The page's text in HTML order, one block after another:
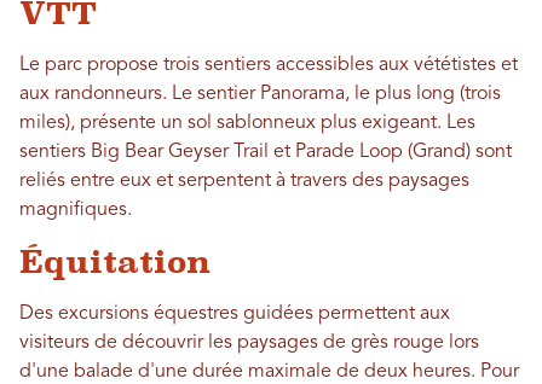
VTT
Le parc propose trois sentiers accessibles aux vététistes et
aux randonneurs. Le sentier Panorama, le plus long (trois
miles), présente un sol sablonneux plus exigeant. Les
sentiers Big Bear Geyser Trail et Parade Loop (Grand) sont
reliés entre eux et serpentent à travers des paysages
magnifiques.
Équitation
Des excursions équestres guidées permettent aux
visiteurs de découvrir les paysages de grès rouge lors
d'une balade d'une durée maximale de deux heures. Pour